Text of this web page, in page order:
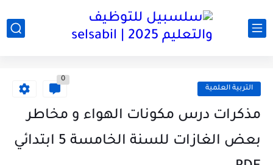
التربية العلمية
0
مذكرات درس مكونات الهواء و مخاطر
بعض الغازات للسنة الخامسة 5 ابتدائي